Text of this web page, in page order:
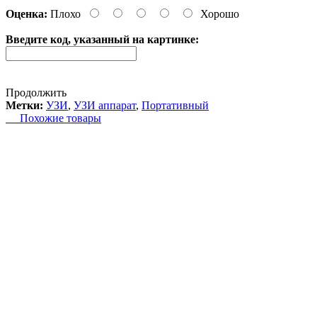
Оценка: Плохо Хорошо
Введите код, указанный на картинке:
Продолжить
Метки: УЗИ, УЗИ аппарат, Портативный
Похожие товары